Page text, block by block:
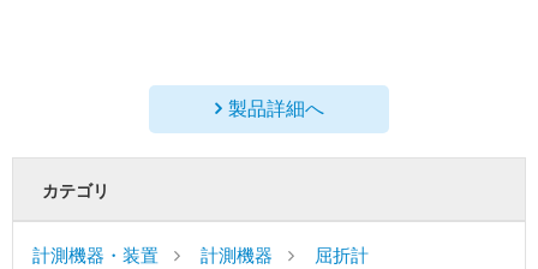
製品詳細へ
カテゴリ
計測機器・装置 計測機器 屈折計